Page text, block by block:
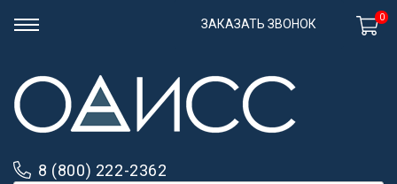
8 (800) 222-2362
ЗАКАЗАТЬ ЗВОНОК 0